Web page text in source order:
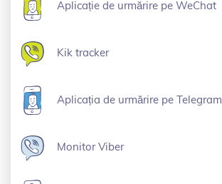
Aplicație de urmărire pe WeChat
Kik tracker
Aplicația de urmărire pe Telegram
Monitor Viber